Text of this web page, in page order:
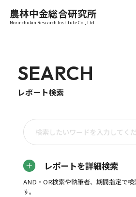
農林中金総合研究所
Norinchukin Research Institute Co., Ltd.
SEARCH
レポート検索
レポートを詳細検索
AND・OR検索や執筆者、期間指定で
す。